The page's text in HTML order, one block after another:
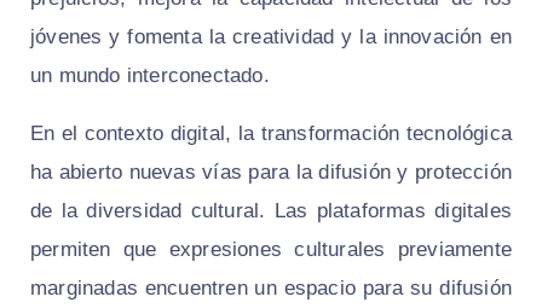
jóvenes y fomenta la creatividad y la innovación en
un mundo interconectado.
En el contexto digital, la transformación tecnológica
ha abierto nuevas vías para la difusión y protección
de la diversidad cultural. Las plataformas digitales
permiten que expresiones culturales previamente
marginadas encuentren un espacio para su difusión